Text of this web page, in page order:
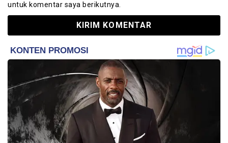
untuk komentar saya berikutnya.